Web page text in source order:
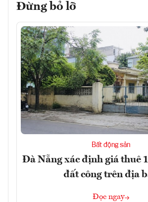
Đừng bỏ lỡ
Bất động sản
Đà Nẵng xác định giá thuê
đất công trên địa
Đọc ngay